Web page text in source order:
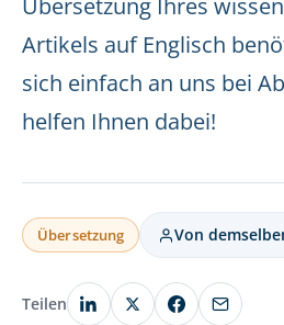
Übersetzung Ihres
Artikels auf Englisch
sich einfach an uns bei
helfen Ihnen dabei!
Übersetzung Von
Teilen